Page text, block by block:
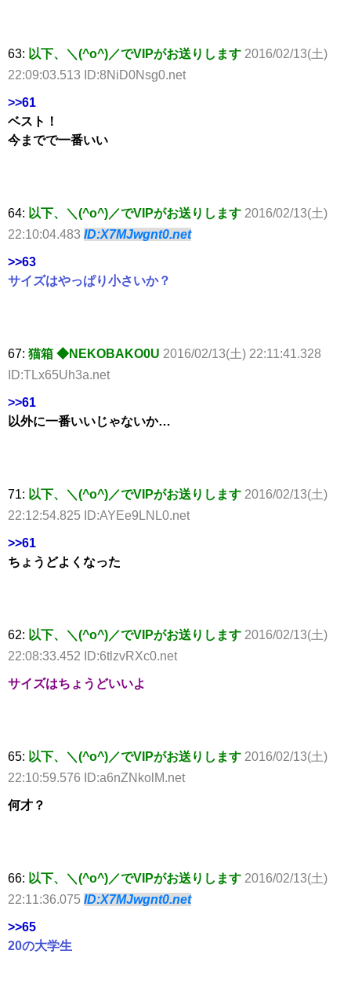
63: 以下、＼(^o^)／でVIPがお送りします 2016/02/13(土)
22:09:03.513 ID:8NiD0Nsg0.net
>>61
ベスト！
今までで一番いい
64: 以下、＼(^o^)／でVIPがお送りします 2016/02/13(土)
22:10:04.483 ID:X7MJwgnt0.net
>>63
サイズはやっぱり小さいか？
67: 猫箱 ◆NEKOBAKO0U 2016/02/13(土) 22:11:41.328
ID:TLx65Uh3a.net
>>61
以外に一番いいじゃないか…
71: 以下、＼(^o^)／でVIPがお送りします 2016/02/13(土)
22:12:54.825 ID:AYEe9LNL0.net
>>61
ちょうどよくなった
62: 以下、＼(^o^)／でVIPがお送りします 2016/02/13(土)
22:08:33.452 ID:6tlzvRXc0.net
サイズはちょうどいいよ
65: 以下、＼(^o^)／でVIPがお送りします 2016/02/13(土)
22:10:59.576 ID:a6nZNkolM.net
何才？
66: 以下、＼(^o^)／でVIPがお送りします 2016/02/13(土)
22:11:36.075 ID:X7MJwgnt0.net
>>65
20の大学生